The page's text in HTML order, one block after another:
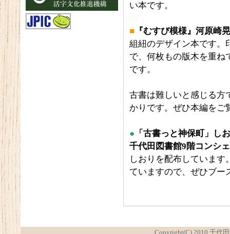
い本です。
■ 『むすび模様』河原崎
組紐のデザイン本です。
で、何枚もの版木を重ね
です。
古書は難しいと感じる方
かりです。ぜひ本編をご
● 「古書っと神保町」
し
千代田図書館9階コンシ
しおりを配布していま
ていますので、ぜひブー
Copyright(C) 2010 千代